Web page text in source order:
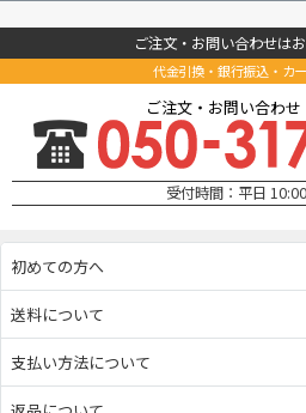
ご注文・お問い合わせは
代金引換・銀行振込・カ
ご注文・お問い合わ
受付時間：平日
初めての方へ
送料について
支払い方法について